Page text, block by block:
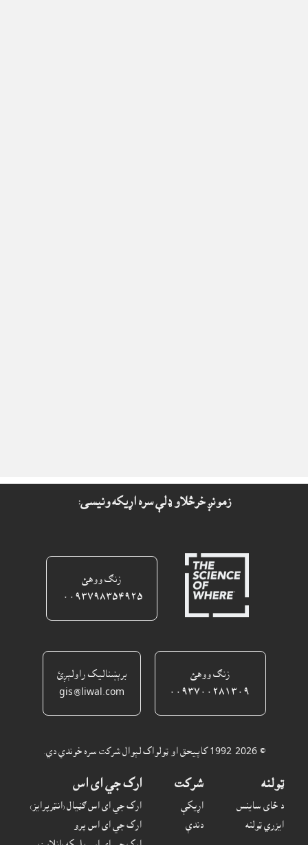
زمونږ خرڅلاو ډلې سره اړيکه ونيسى:
زنګ ووهئ
٠٠٩٣٧٩٨٣٥٤٩٢٥ ‎
زنګ ووهئ
برېښناليک راولېږئ
gis@liwal.com
© 1992-2026 کاپيحق او ټولواک لېوال شرکت سره خوندي دي.
ټولنه
د ځاى ساينس
ايزري ټولنه
شرکت
اړيکې
دندې
ارک جي اى اس
ارک جي اى اس ګڼيال (انټرپرايز)
ارک جي اى اس پرو